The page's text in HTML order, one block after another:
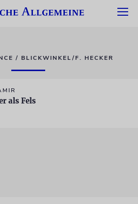
/ BLICKWINKEL/F. HECKER
als Fels